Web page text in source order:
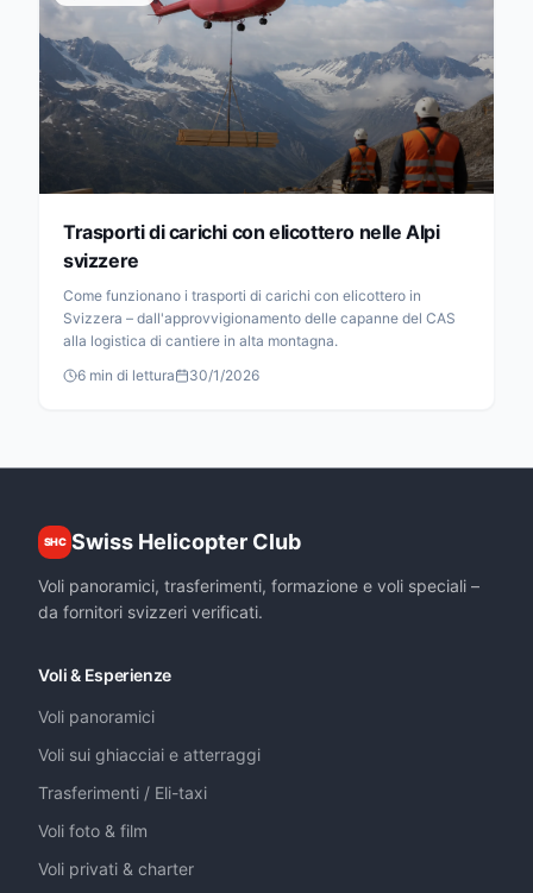
Trasporti di carichi con elicottero nelle Alpi
svizzere
Come funzionano i trasporti di carichi con elicottero in
Svizzera – dall'approvvigionamento delle capanne del CAS
alla logistica di cantiere in alta montagna.
6 min di lettura 30/1/2026
SHC Swiss Helicopter Club
Voli panoramici, trasferimenti, formazione e voli speciali –
da fornitori svizzeri verificati.
Voli & Esperienze
Voli panoramici
Voli sui ghiacciai e atterraggi
Trasferimenti / Eli-taxi
Voli foto & film
Voli privati & charter